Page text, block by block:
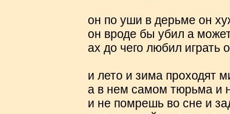
он по уши в дерьме он
он вроде бы убил а
ах до чего любил играть
и лето и зима проходят
а в нем самом тюрьма и
и не помрешь во сне и